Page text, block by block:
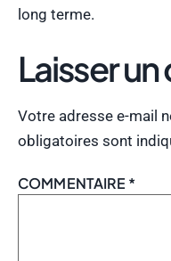
long terme.
Laisser
Votre adresse e-mail
obligatoires sont
COMMENTAIRE *